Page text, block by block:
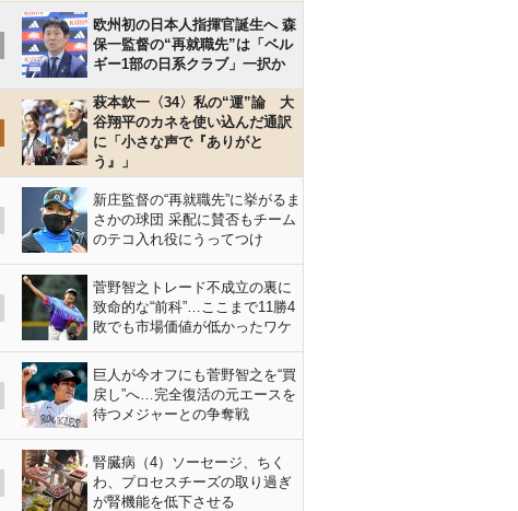
欧州初の日本人指揮官誕生へ 森
保一監督の“再就職先”は「ベル
ギー1部の日系クラブ」一択か
萩本欽一〈34〉私の“運”論 大
谷翔平のカネを使い込んだ通訳
に「小さな声で『ありがと
う』」
新庄監督の“再就職先”に挙がるま
さかの球団 采配に賛否もチーム
のテコ入れ役にうってつけ
菅野智之トレード不成立の裏に
致命的な“前科”…ここまで11勝4
敗でも市場価値が低かったワケ
巨人が今オフにも菅野智之を“買
戻し”へ…完全復活の元エースを
待つメジャーとの争奪戦
腎臓病（4）ソーセージ、ちく
わ、プロセスチーズの取り過ぎ
が腎機能を低下させる